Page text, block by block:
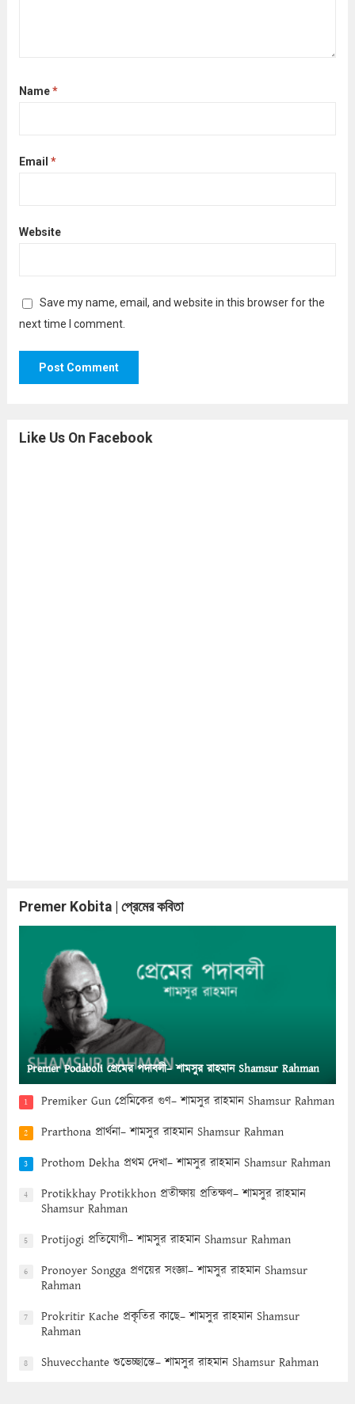
Name*
Email *
Website
Save my name, email, and website in this browser for the
next time I comment.
Like Us On Facebook
Premer Kobita | প্রেমের কবিতা
Premer Podaboli প্রেমের পদাবলী– শামসুর রাহমান Shamsur Rahman
1 Premiker Gun প্রেমিকের গুণ– শামসুর রাহমান Shamsur Rahman
2 Prarthona প্রার্থনা– শামসুর রাহমান Shamsur Rahman
3 Prothom Dekha প্রথম দেখা– শামসুর রাহমান Shamsur Rahman
4
Protikkhay Protikkhon প্রতীক্ষায় প্রতিক্ষণ– শামসুর রাহমান
Shamsur Rahman
5 Protijogi প্রতিযোগী– শামসুর রাহমান Shamsur Rahman
6
Pronoyer Songga প্রণয়ের সংজ্ঞা– শামসুর রাহমান Shamsur
Rahman
7
Prokritir Kache প্রকৃতির কাছে– শামসুর রাহমান Shamsur
Rahman
8 Shuvecchante শুভেচ্ছান্তে– শামসুর রাহমান Shamsur Rahman